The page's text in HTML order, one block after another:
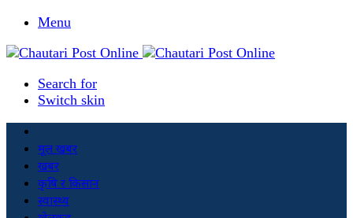
Menu
Search for
Switch skin
मूल खबर
खबर
कृषि र किसान
स्वास्थ्य